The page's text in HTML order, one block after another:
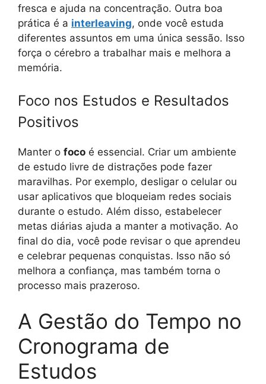
fresca e ajuda na concentração. Outra boa
prática é a interleaving, onde você estuda
diferentes assuntos em uma única sessão. Isso
força o cérebro a trabalhar mais e melhora a
memória.
Foco nos Estudos e Resultados
Positivos
Manter o foco é essencial. Criar um ambiente
de estudo livre de distrações pode fazer
maravilhas. Por exemplo, desligar o celular ou
usar aplicativos que bloqueiam redes sociais
durante o estudo. Além disso, estabelecer
metas diárias ajuda a manter a motivação. Ao
final do dia, você pode revisar o que aprendeu
e celebrar pequenas conquistas. Isso não só
melhora a confiança, mas também torna o
processo mais prazeroso.
A Gestão do Tempo no
Cronograma de
Estudos